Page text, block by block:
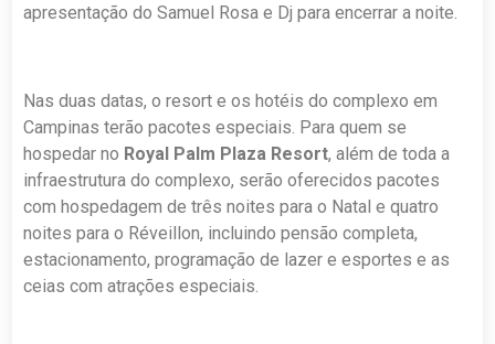
apresentação do Samuel Rosa e Dj para encerrar a noite.
Nas duas datas, o resort e os hotéis do complexo em
Campinas terão pacotes especiais. Para quem se
hospedar no Royal Palm Plaza Resort, além de toda a
infraestrutura do complexo, serão oferecidos pacotes
com hospedagem de três noites para o Natal e quatro
noites para o Réveillon, incluindo pensão completa,
estacionamento, programação de lazer e esportes e as
ceias com atrações especiais.